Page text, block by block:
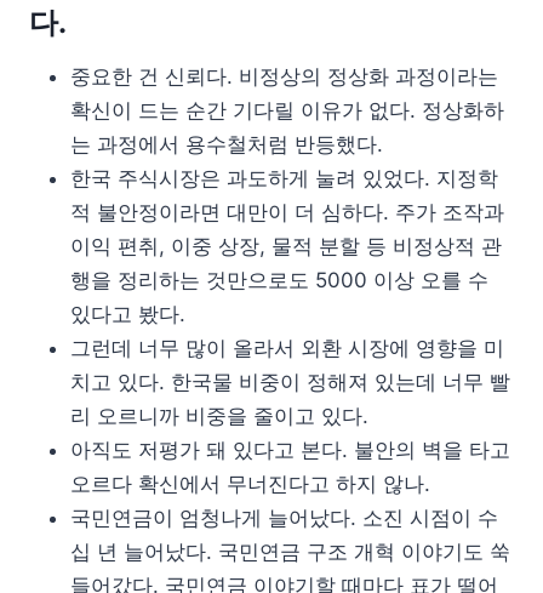
다.
중요한 건 신뢰다. 비정상의 정상화 과정이라는
확신이 드는 순간 기다릴 이유가 없다. 정상화하
는 과정에서 용수철처럼 반등했다.
한국 주식시장은 과도하게 눌려 있었다. 지정학
적 불안정이라면 대만이 더 심하다. 주가 조작과
이익 편취, 이중 상장, 물적 분할 등 비정상적 관
행을 정리하는 것만으로도 5000 이상 오를 수
있다고 봤다.
그런데 너무 많이 올라서 외환 시장에 영향을 미
치고 있다. 한국물 비중이 정해져 있는데 너무 빨
리 오르니까 비중을 줄이고 있다.
아직도 저평가 돼 있다고 본다. 불안의 벽을 타고
오르다 확신에서 무너진다고 하지 않나.
국민연금이 엄청나게 늘어났다. 소진 시점이 수
십 년 늘어났다. 국민연금 구조 개혁 이야기도 쑥
들어갔다. 국민연금 이야기할 때마다 표가 떨어